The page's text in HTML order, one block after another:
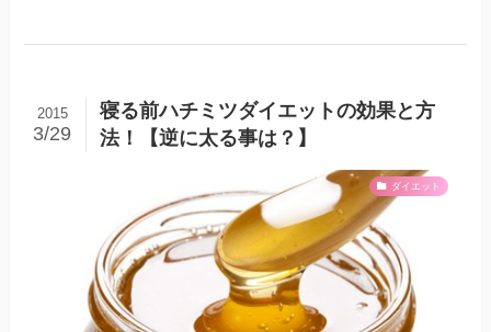
寝る前ハチミツダイエットの効果と方
法！【逆に太る事は？】
2015
3/29
ダイエット